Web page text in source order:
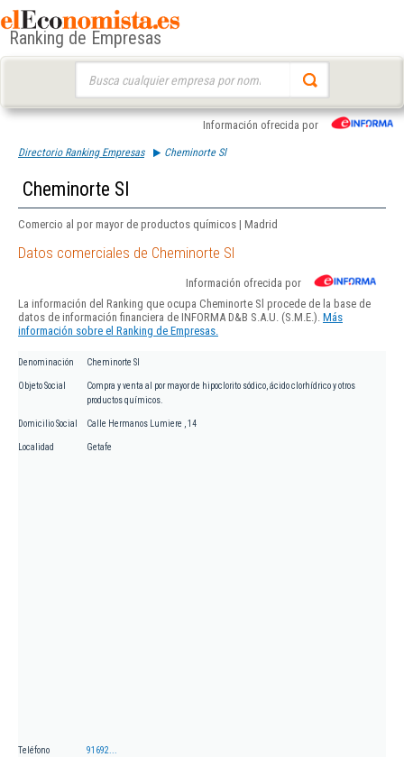
Ranking de Empresas
Información ofrecida por
Directorio Ranking Empresas Cheminorte Sl
Cheminorte Sl
Comercio al por mayor de productos químicos | Madrid
Datos comerciales de Cheminorte Sl
Información ofrecida por
La información del Ranking que ocupa Cheminorte Sl procede de la base de
datos de información financiera de INFORMA D&B S.A.U. (S.M.E.). Más
información sobre el Ranking de Empresas.
Denominación Cheminorte Sl
Objeto Social
Compra y venta al por mayor de hipoclorito sódico, ácido clorhídrico y otros
productos químicos.
Domicilio Social Calle Hermanos Lumiere , 14
Localidad Getafe
Teléfono 91692...